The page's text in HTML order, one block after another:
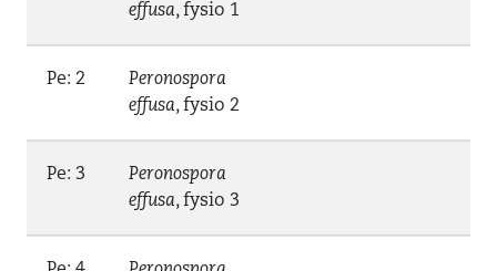
effusa, fysio 1
Pe: 2
Peronospora
effusa, fysio 2
Pe: 3
Peronospora
effusa, fysio 3